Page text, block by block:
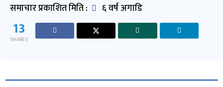
समाचार प्रकाशित मिति : ६ वर्ष अगाडि
13
SHARES